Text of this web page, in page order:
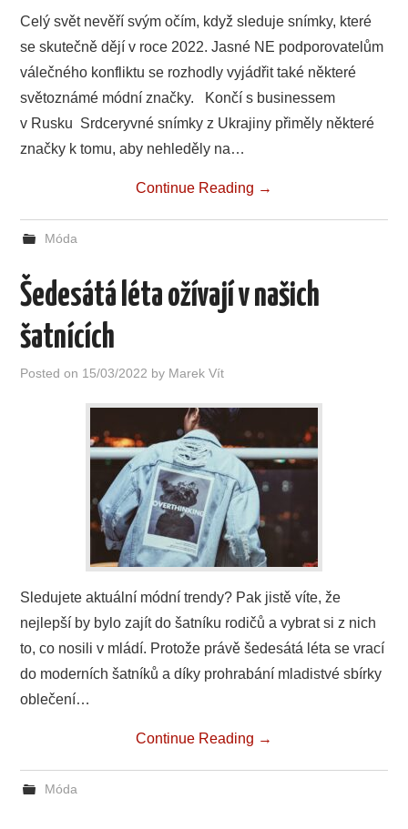
Celý svět nevěří svým očím, když sleduje snímky, které
se skutečně dějí v roce 2022. Jasné NE podporovatelům
válečného konfliktu se rozhodly vyjádřit také některé
světoznámé módní značky. Končí s businessem
v Rusku Srdceryvné snímky z Ukrajiny přiměly některé
značky k tomu, aby nehleděly na…
Continue Reading →
Móda
Šedesátá léta ožívají v našich
šatnících
Posted on 15/03/2022 by Marek Vít
Sledujete aktuální módní trendy? Pak jistě víte, že
nejlepší by bylo zajít do šatníku rodičů a vybrat si z nich
to, co nosili v mládí. Protože právě šedesátá léta se vrací
do moderních šatníků a díky prohrabání mladistvé sbírky
oblečení…
Continue Reading →
Móda